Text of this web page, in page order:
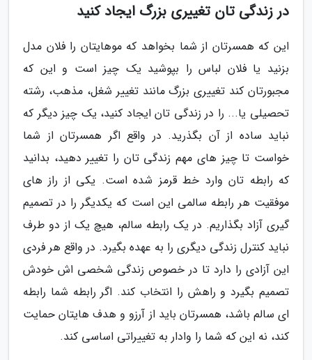
در زندگی تان تغییری بزرگ ایجاد کنید
این که همسرتان از شما بخواهد که موهایتان را فلان مدل
بزنید یا فلان لباس را بپوشید یک چیز است و این که
مجبورتان کند تغییری بزرگ مانند تغییر شغل، مذهب، رشته
تحصیلی یا... را در زندگی تان ایجاد کنید، یک چیز دیگر که
نباید ساده از آن بگذرید. در واقع اگر همسرتان از شما
خواست تا چیز های مهم زندگی تان را تغییر دهید، بدانید
که رابطه تان وارد خط قرمز شده است. یکی از راز های
موفقیت هر رابطه سالمی این است که یکدیگر را در تصمیم
گیری آزاد بگذاریم. در یک رابطه سالم، هیچ یک از دو طرف
نباید کنترل زندگی دیگری را به عهده بگیرد. در واقع هر فردی
این آزادی را دارد تا در خصوص زندگی شخصی اش خودش
تصمیم بگیرد و راهش را انتخاب کند. اگر رابطه شما رابطه
ای سالم باشد، همسرتان باید از آرزو و هدف هایتان حمایت
کند، نه این که شما را وادار به تغییراتی اساسی کند.